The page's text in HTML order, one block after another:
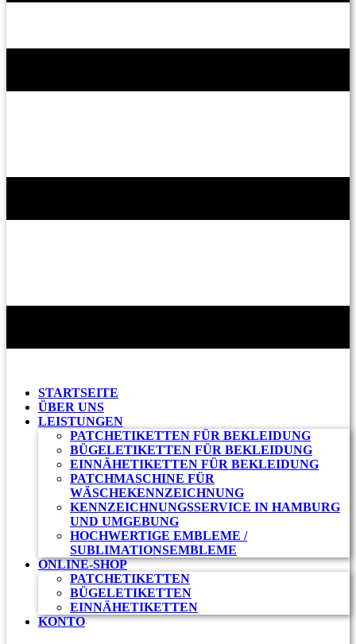
STARTSEITE
ÜBER UNS
LEISTUNGEN
PATCHETIKETTEN FÜR BEKLEIDUNG
BÜGELETIKETTEN FÜR BEKLEIDUNG
EINNÄHETIKETTEN FÜR BEKLEIDUNG
PATCHMASCHINE FÜR
WÄSCHEKENNZEICHNUNG
KENNZEICHNUNGSSERVICE IN HAMBURG
UND UMGEBUNG
HOCHWERTIGE EMBLEME /
SUBLIMATIONSEMBLEME
ONLINE-SHOP
PATCHETIKETTEN
BÜGELETIKETTEN
EINNÄHETIKETTEN
KONTO